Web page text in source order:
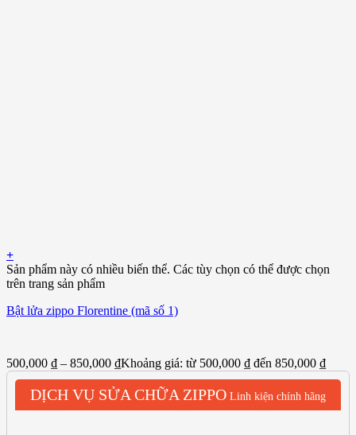
+
Sản phẩm này có nhiều biến thể. Các tùy chọn có thể được chọn
trên trang sản phẩm
Bật lửa zippo Florentine (mã số 1)
500,000 ₫ – 850,000 ₫Khoảng giá: từ 500,000 ₫ đến 850,000 ₫
DỊCH VỤ SỬA CHỮA ZIPPO Linh kiện chính hãng